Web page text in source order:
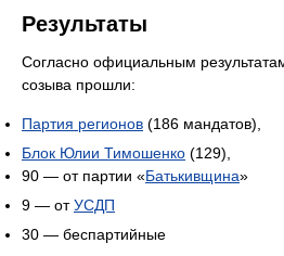
Результаты
Согласно официальным
созыва прошли:
Партия регионов (186 мандатов),
Блок Юлии Тимошенко (129),
90 — от партии «Батькивщина»
9 — отУСДП
30 — беспартийные